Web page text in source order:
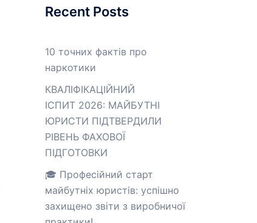
Recent Posts
10 точних фактів про
наркотики
КВАЛІФІКАЦІЙНИЙ
ІСПИТ 2026: МАЙБУТНІ
ЮРИСТИ ПІДТВЕРДИЛИ
РІВЕНЬ ФАХОВОЇ
ПІДГОТОВКИ
🎓 Професійний старт
майбутніх юристів: успішно
захищено звіти з виробничої